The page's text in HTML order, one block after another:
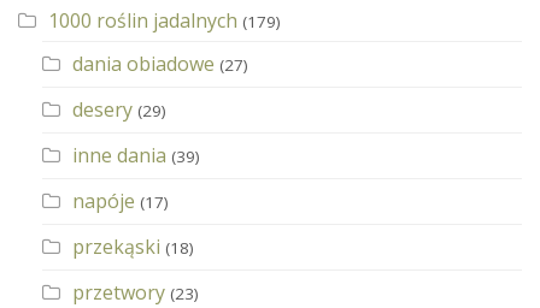
1000 roślin jadalnych (179)
dania obiadowe (27)
desery (29)
inne dania (39)
napóje (17)
przekąski (18)
przetwory (23)